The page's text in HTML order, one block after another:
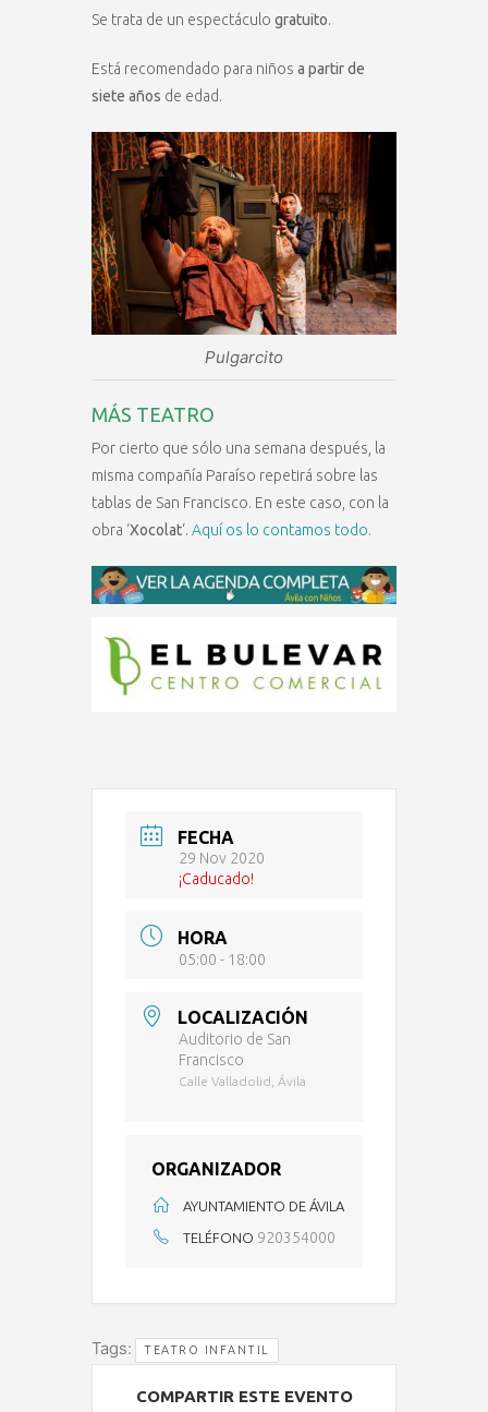
Se trata de un espectáculo gratuito.
Está recomendado para niños a partir de
siete años de edad.
Pulgarcito
MÁS TEATRO
Por cierto que sólo una semana después, la
misma compañía Paraíso repetirá sobre las
tablas de San Francisco. En este caso, con la
obra ‘Xocolat‘. Aquí os lo contamos todo.
FECHA
29 Nov 2020
¡Caducado!
HORA
05:00 - 18:00
LOCALIZACIÓN
Auditorio de San
Francisco
Calle Valladolid, Ávila
ORGANIZADOR
AYUNTAMIENTO DE ÁVILA
TELÉFONO 920354000
Tags: TEATRO INFANTIL
COMPARTIR ESTE EVENTO